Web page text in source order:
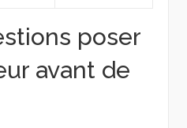
poser
avant de